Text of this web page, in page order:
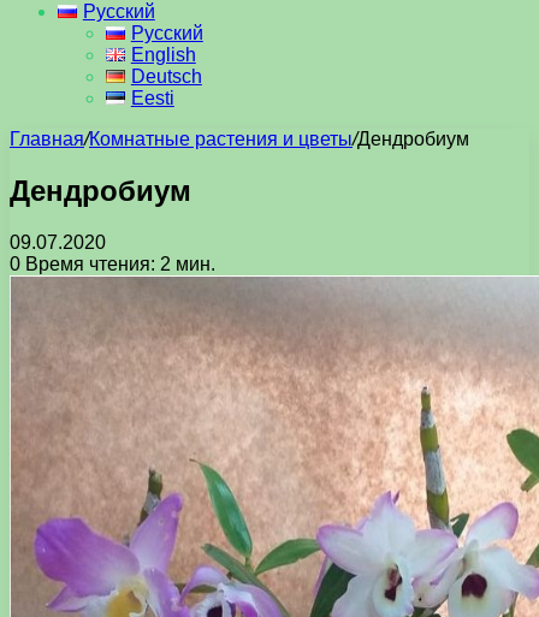
Русский
Русский
English
Deutsch
Eesti
Главная/Комнатные растения и цветы/Дендробиум
Дендробиум
09.07.2020
0 Время чтения: 2 мин.